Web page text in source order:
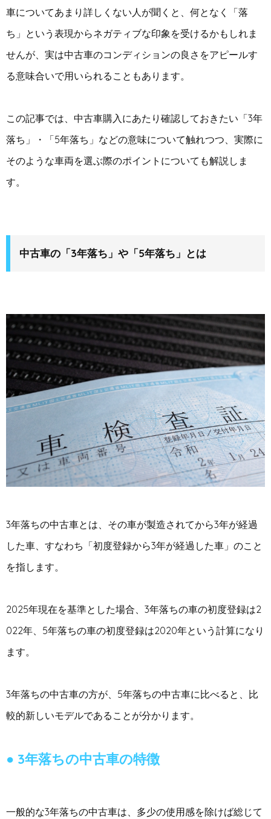
車についてあまり詳しくない人が聞くと、何となく「落
ち」という表現からネガティブな印象を受けるかもしれま
せんが、実は中古車のコンディションの良さをアピールす
る意味合いで用いられることもあります。
この記事では、中古車購入にあたり確認しておきたい「3年
落ち」・「5年落ち」などの意味について触れつつ、実際に
そのような車両を選ぶ際のポイントについても解説しま
す。
中古車の「3年落ち」や「5年落ち」とは
3年落ちの中古車とは、その車が製造されてから3年が経過
した車、すなわち「初度登録から3年が経過した車」のこと
を指します。
2025年現在を基準とした場合、3年落ちの車の初度登録は2
022年、5年落ちの車の初度登録は2020年という計算になり
ます。
3年落ちの中古車の方が、5年落ちの中古車に比べると、比
較的新しいモデルであることが分かります。
3年落ちの中古車の特徴
一般的な3年落ちの中古車は、多少の使用感を除けば総じて